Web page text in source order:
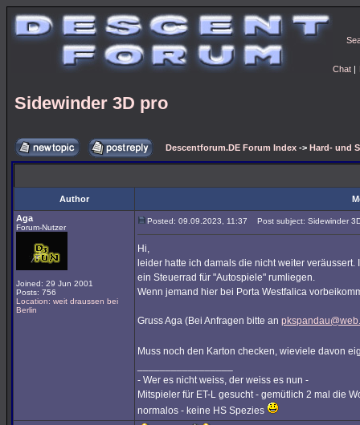
Chat |
Sidewinder 3D pro
Descentforum.DE Forum Index -> Hard- und
Author
Aga
Forum-Nutzer
Joined: 29 Jun 2001
Posts: 756
Location: weit draussen bei
Berlin
Posted: 09.09.2023, 11:37 Post subject: Sidewinder
Hi,
leider hatte ich damals die nicht weiter
ein Steuerrad für "Autospiele" rumliegen.
Wenn jemand hier bei Porta Westfalica
Gruss Aga (Bei Anfragen bitte an
Muss noch den Karton checken, wieviele davon
- Wer es nicht weiss, der weiss es nun -
Mitspieler für ET-L gesucht - gemütlich 2 mal die
normalos - keine HS Spezies